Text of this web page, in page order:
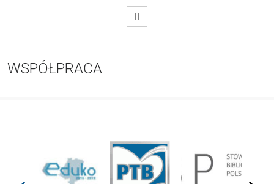
WSTRZYMAJ
WSPÓŁPRACA